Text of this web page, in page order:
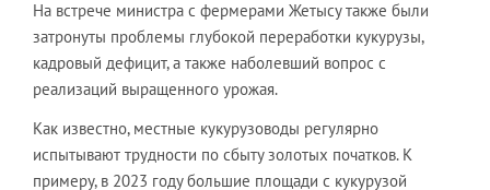
На встрече министра с фермерами Жетысу также были
затронуты проблемы глубокой переработки кукурузы,
кадровый дефицит, а также наболевший вопрос с
реализаций выращенного урожая.
Как известно, местные кукурузоводы регулярно
испытывают трудности по сбыту золотых початков. К
примеру, в 2023 году большие площади с кукурузой